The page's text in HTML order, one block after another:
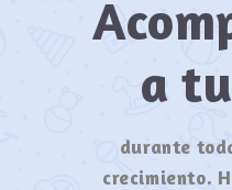
a
durante
crecimiento.